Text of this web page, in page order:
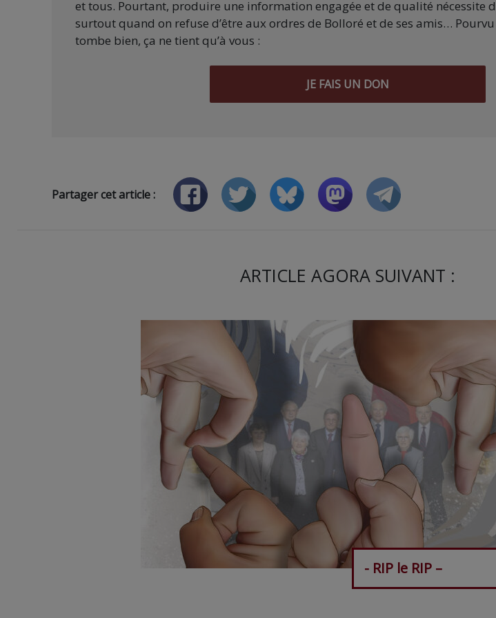
et tous. Pourtant, produire une information engagée et de qualité nécessite
surtout quand on refuse d’être aux ordres de Bolloré et de ses amis… Pourvu
tombe bien, ça ne tient qu’à vous :
JE FAIS UN DON
Partager cet article :
ARTICLE AGORA SUIVANT :
- RIP le RIP –